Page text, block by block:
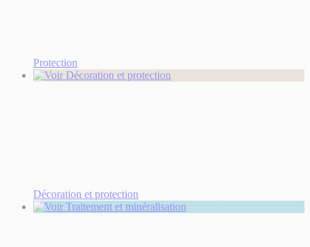
Protection
Décoration et protection